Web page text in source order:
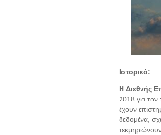
Ιστορικό:
H Διεθνής
2018 για τον
έχουν
δεδομένα,